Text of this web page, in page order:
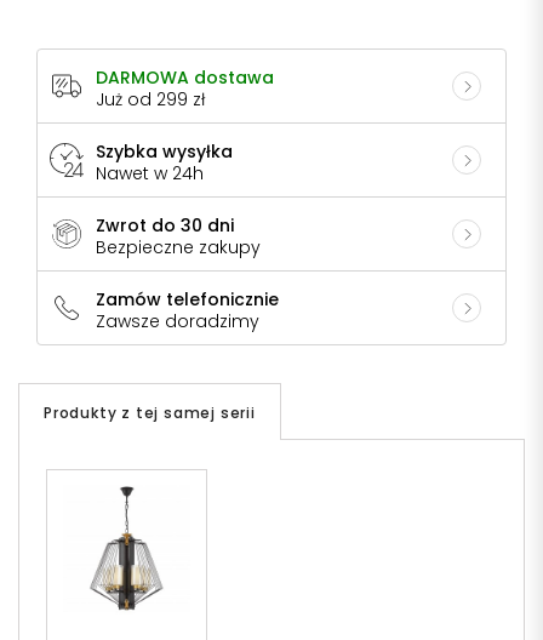
DARMOWA dostawa
Już od 299 zł
Szybka wysyłka
Nawet w 24h
Zwrot do 30 dni
Bezpieczne zakupy
Zamów telefonicznie
Zawsze doradzimy
Produkty z tej samej serii